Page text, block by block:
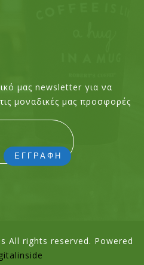
μας newsletter για να
μοναδικές μας προσφορές
All rights reserved. Powered